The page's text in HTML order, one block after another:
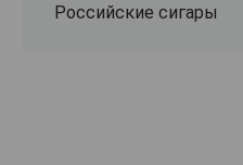
Российские сигары